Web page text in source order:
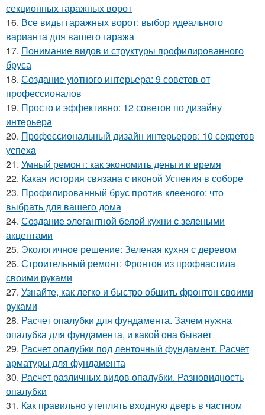
секционных гаражных ворот
16. Все виды гаражных ворот: выбор идеального
варианта для вашего гаража
17. Понимание видов и структуры профилированного
бруса
18. Создание уютного интерьера: 9 советов от
профессионалов
19. Просто и эффективно: 12 советов по дизайну
интерьера
20. Профессиональный дизайн интерьеров: 10 секретов
успеха
21. Умный ремонт: как экономить деньги и время
22. Какая история связана с иконой Успения в соборе
23. Профилированный брус против клееного: что
выбрать для вашего дома
24. Создание элегантной белой кухни с зелеными
акцентами
25. Экологичное решение: Зеленая кухня с деревом
26. Строительный ремонт: Фронтон из профнастила
своими руками
27. Узнайте, как легко и быстро обшить фронтон своими
руками
28. Расчет опалубки для фундамента. Зачем нужна
опалубка для фундамента, и какой она бывает
29. Расчет опалубки под ленточный фундамент. Расчет
арматуры для фундамента
30. Расчет различных видов опалубки. Разновидность
опалубки
31. Как правильно утеплять входную дверь в частном